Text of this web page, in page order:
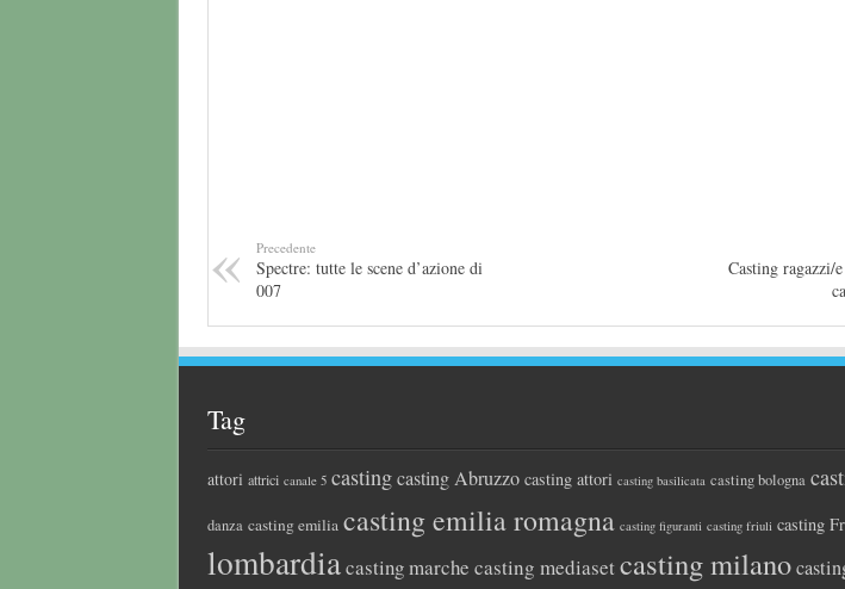
Precedente
Spectre: tutte le scene d’azione di
007
Casting ragazzi/
Tag
attori attrici canale 5 casting casting Abruzzo casting attori casting basilicata casting bologna
danza casting emilia casting emilia romagna casting figuranti casting friuli casting
lombardiacasting marche casting mediasetcasting milano